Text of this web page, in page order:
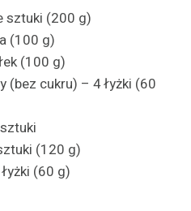
sztuki (200 g)
(100 g)
(100 g)
(bez cukru) – 4 łyżki (60
(120 g)
(60 g)